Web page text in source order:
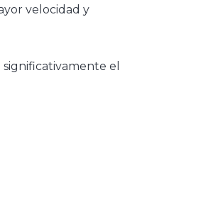
velocidad y
el